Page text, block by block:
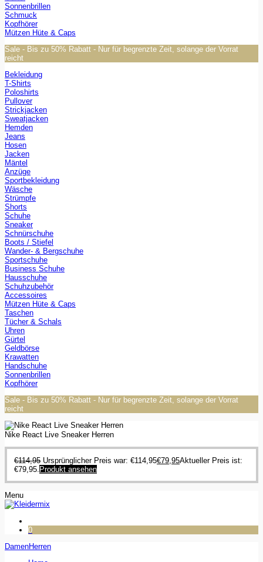
Sonnenbrillen
Schmuck
Kopfhörer
Mützen Hüte & Caps
Sale - Bis zu 50% Rabatt - Nur für begrenzte Zeit, solange der Vorrat
reicht
Bekleidung
T-Shirts
Poloshirts
Pullover
Strickjacken
Sweatjacken
Hemden
Jeans
Hosen
Jacken
Mäntel
Anzüge
Sportbekleidung
Wäsche
Strümpfe
Shorts
Schuhe
Sneaker
Schnürschuhe
Boots / Stiefel
Wander- & Bergschuhe
Sportschuhe
Business Schuhe
Hausschuhe
Schuhzubehör
Accessoires
Mützen Hüte & Caps
Taschen
Tücher & Schals
Uhren
Gürtel
Geldbörse
Krawatten
Handschuhe
Sonnenbrillen
Kopfhörer
Sale - Bis zu 50% Rabatt - Nur für begrenzte Zeit, solange der Vorrat
reicht
Nike React Live Sneaker Herren
€114,95 Ursprünglicher Preis war: €114,95€79,95Aktueller Preis ist:
€79,95. Produkt ansehen
Menu
0
DamenHerren